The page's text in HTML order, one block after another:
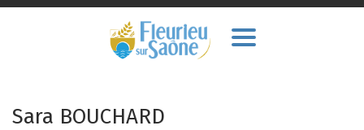
Aller
Sara BOUCHARD